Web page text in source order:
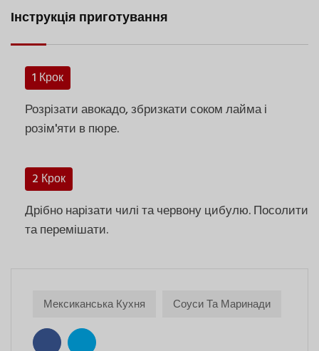
Інструкція приготування
1 Крок
Розрізати авокадо, збризкати соком лайма і
розім'яти в пюре.
2 Крок
Дрібно нарізати чилі та червону цибулю. Посолити
та перемішати.
Мексиканська Кухня Соуси Та Маринади